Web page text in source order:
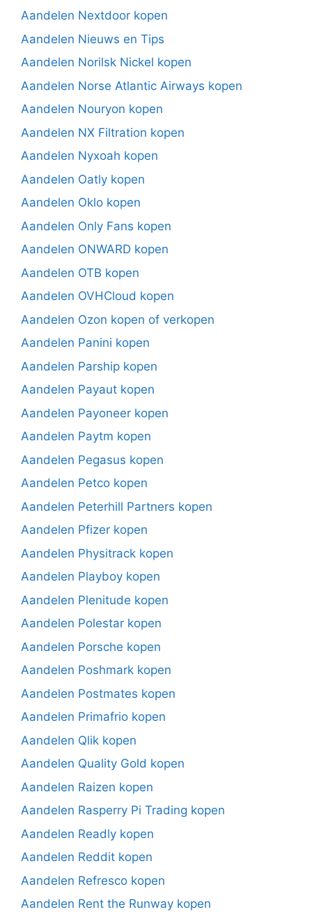
Aandelen Nextdoor kopen
Aandelen Nieuws en Tips
Aandelen Norilsk Nickel kopen
Aandelen Norse Atlantic Airways kopen
Aandelen Nouryon kopen
Aandelen NX Filtration kopen
Aandelen Nyxoah kopen
Aandelen Oatly kopen
Aandelen Oklo kopen
Aandelen Only Fans kopen
Aandelen ONWARD kopen
Aandelen OTB kopen
Aandelen OVHCloud kopen
Aandelen Ozon kopen of verkopen
Aandelen Panini kopen
Aandelen Parship kopen
Aandelen Payaut kopen
Aandelen Payoneer kopen
Aandelen Paytm kopen
Aandelen Pegasus kopen
Aandelen Petco kopen
Aandelen Peterhill Partners kopen
Aandelen Pfizer kopen
Aandelen Physitrack kopen
Aandelen Playboy kopen
Aandelen Plenitude kopen
Aandelen Polestar kopen
Aandelen Porsche kopen
Aandelen Poshmark kopen
Aandelen Postmates kopen
Aandelen Primafrio kopen
Aandelen Qlik kopen
Aandelen Quality Gold kopen
Aandelen Raizen kopen
Aandelen Rasperry Pi Trading kopen
Aandelen Readly kopen
Aandelen Reddit kopen
Aandelen Refresco kopen
Aandelen Rent the Runway kopen